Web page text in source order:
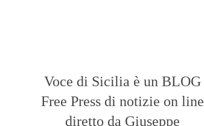
Voce di Sicilia è un BLOG
Free Press di notizie on line
diretto da Giuseppe